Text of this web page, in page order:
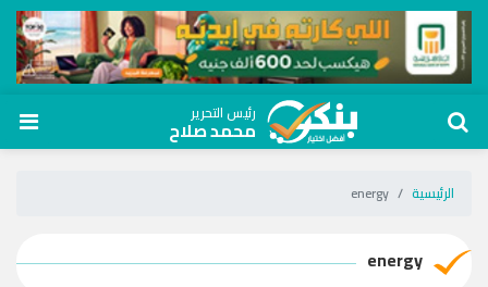
رئيس التحرير
محمد صلاح
الرئيسية energy
energy